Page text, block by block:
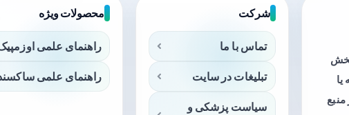
شرکت
تماس با ما
تبلیغات در سایت
سیاست پزشکی و
محصولات ویژه
راهنمای علمی
راهنمای علمی